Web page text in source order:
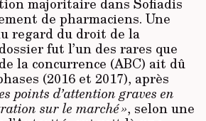
de pharmaciens. Une
regard du droit de la
fut l’un des rares que
la concur­rence (ABC) ait dû
(2016 et 2017), après
points d’attention graves en
sur le marché », selon une